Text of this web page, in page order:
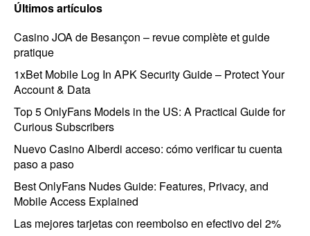
Últimos artículos
Casino JOA de Besançon – revue complète et guide
pratique
1xBet Mobile Log In APK Security Guide – Protect Your
Account & Data
Top 5 OnlyFans Models in the US: A Practical Guide for
Curious Subscribers
Nuevo Casino Alberdi acceso: cómo verificar tu cuenta
paso a paso
Best OnlyFans Nudes Guide: Features, Privacy, and
Mobile Access Explained
Las mejores tarjetas con reembolso en efectivo del 2%